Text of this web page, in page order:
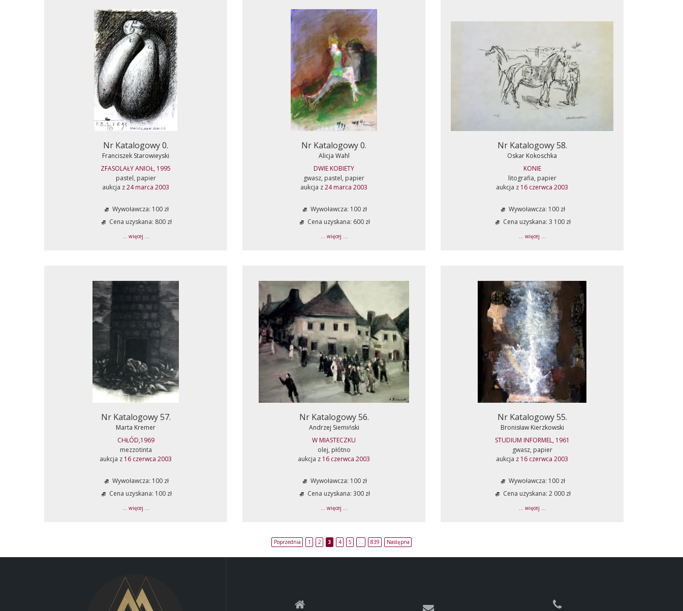
Nr Katalogowy 0.
Franciszek Starowieyski
ZFASOLAŁY ANIOŁ, 1995
pastel, papier
aukcja z24 marca 2003
Wywoławcza: 100 zł
Cena uzyskana: 800 zł
... więcej ...
Nr Katalogowy 0.
Alicja Wahl
DWIE KOBIETY
gwasz, pastel, papier
aukcja z24 marca 2003
Wywoławcza: 100 zł
Cena uzyskana: 600 zł
... więcej ...
Nr Katalogowy 58.
Oskar Kokoschka
KONIE
litografia, papier
aukcja z 16 czerwca 2003
Wywoławcza: 100 zł
Cena uzyskana: 3 100 zł
... więcej ...
Nr Katalogowy 57.
Marta Kremer
CHŁÓD,1969
mezzotinta
aukcja z 16 czerwca 2003
Wywoławcza: 100 zł
Cena uzyskana: 100 zł
... więcej ...
Nr Katalogowy 56.
Andrzej Siemiński
W MIASTECZKU
olej, płótno
aukcja z 16 czerwca 2003
Wywoławcza: 100 zł
Cena uzyskana: 300 zł
... więcej ...
Nr Katalogowy 55.
Bronisław Kierzkowski
STUDIUM INFORMEL, 1961
gwasz, papier
aukcja z 16 czerwca 2003
Wywoławcza: 100 zł
Cena uzyskana: 2 000 zł
... więcej ...
Poprzednia 1 2 3 4 5 … 839 Następna